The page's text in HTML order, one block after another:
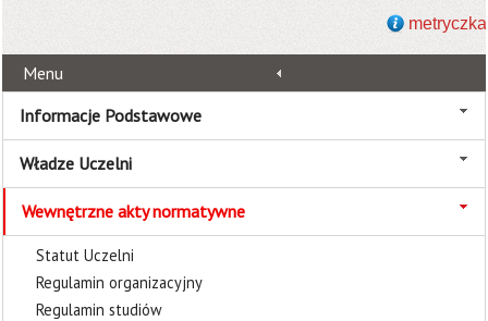
metryczka
Menu
Informacje Podstawowe
Władze Uczelni
Wewnętrzne akty normatywne
Statut Uczelni
Regulamin organizacyjny
Regulamin studiów